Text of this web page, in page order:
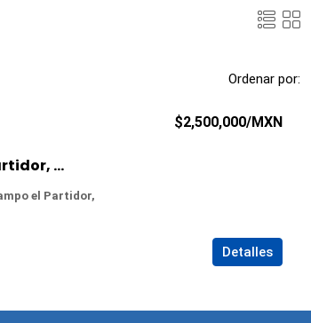
Ordenar por:
Terreno en Venta en Campo el Partidor, Yautepec, Morelos
$2,500,000/MXN
el Partidor,
Detalles